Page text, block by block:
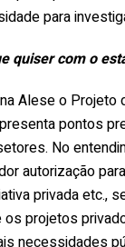
para
quiser com o
Alese o
pontos
No
autorização
privada etc.,
projetos
necessidades